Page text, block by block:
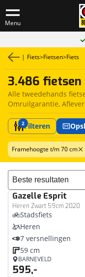
Menu
| Fiets>Fietsen>Fiets
3.486 fietsen
Alle tweedehands
Omruilgarantie,
2Filteren
Framehoogte t/m 70 cm
Sorteer resultaten
Gazelle Esprit
Heren Zwart 59cm 2020
Stadsfiets
Heren
7 versnellingen
59 cm
BARNEVELD
595,-